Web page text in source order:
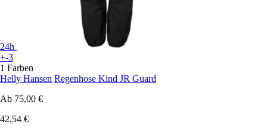
24h
+-3
1 Farben
Helly Hansen Regenhose Kind JR Guard
Ab 75,00 €
42,54 €